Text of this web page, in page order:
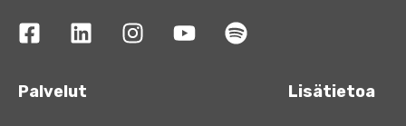
Palvelut Lisätietoa